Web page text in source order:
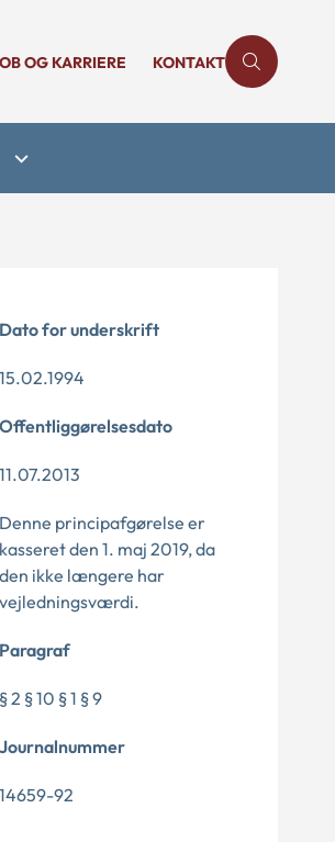
OG KARRIERE KONTAKT
Dato for underskrift
15.02.1994
Offentliggørelsesdato
11.07.2013
Denne principafgørelse er
kasseret den 1. maj 2019, da
den ikke længere har
vejledningsværdi.
Paragraf
§ 2 § 10 § 1 § 9
Journalnummer
14659-92